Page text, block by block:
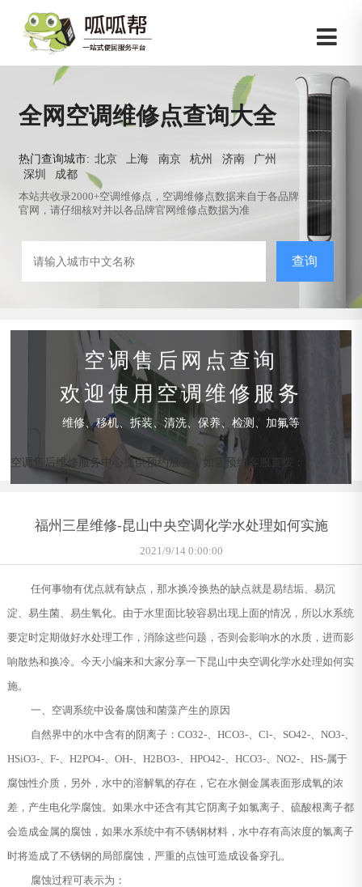
全网空调维修点查询大全
热门查询城市: 北京 上海 南京 杭州 济南
广州
深圳
成都
本站共收录2000+空调维修点，空调维修点数据来自于各品牌
官网，请仔细核对并以各品牌官网维修点数据为准
查询
空调售后网点查询
欢迎使用空调维修服务
维修、移机、拆装、清洗、保养、检测、加氟等
空调售后维修服务中心提供预约服务，如需预约客服直拨：
福州三星维修-昆山中央空调化学水处理如何实施
2021/9/14 0:00:00
任何事物有优点就有缺点，那水换冷换热的缺点就是易结垢、易沉
淀、易生菌、易生氧化。由于水里面比较容易出现上面的情况，所以水系统
要定时定期做好水处理工作，消除这些问题，否则会影响水的水质，进而影
响散热和换冷。今天小编来和大家分享一下昆山中央空调化学水处理如何实
施。
一、空调系统中设备腐蚀和菌藻产生的原因
自然界中的水中含有的阴离子：CO32-、HCO3-、Cl-、SO42-、NO3-、
HSiO3-、F-、H2PO4-、OH-、H2BO3-、HPO42-、HCO3-、NO2-、HS-属于
腐蚀性介质，另外，水中的溶解氧的存在，它在水侧金属表面形成氧的浓
差，产生电化学腐蚀。如果水中还含有其它阴离子如氯离子、硫酸根离子都
会造成金属的腐蚀，如果水系统中有不锈钢材料，水中存有高浓度的氯离子
时将造成了不锈钢的局部腐蚀，严重的点蚀可造成设备穿孔。
腐蚀过程可表示为：